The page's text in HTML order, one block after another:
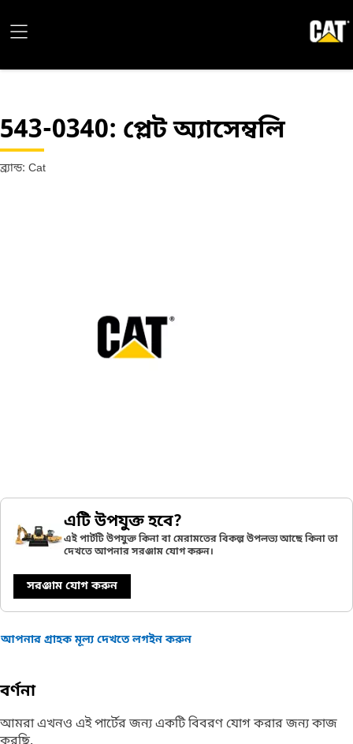
543-0340: প্লেট অ্যাসেম্বলি
ব্র্যান্ড: Cat
এটি উপযুক্ত হবে?
এই পার্টটি উপযুক্ত কিনা বা মেরামতের বিকল্প উপলভ্য আছে কিনা তা
দেখতে আপনার সরঞ্জাম যোগ করুন।
সরঞ্জাম যোগ করুন
আপনার গ্রাহক মূল্য দেখতে লগইন করুন
বর্ণনা
আমরা এখনও এই পার্টের জন্য একটি বিবরণ যোগ করার জন্য কাজ